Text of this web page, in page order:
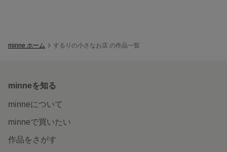
minne ホーム するりの小さなお店 の作品一覧
minneを知る
minneについて
minneで買いたい
作品をさがす